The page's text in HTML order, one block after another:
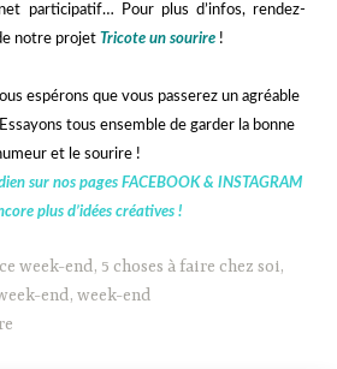
participatif… Pour plus d’infos, rendez-
notre projet Tricote un sourire !
espérons que vous passerez un agréable
tous ensemble de garder la bonne
et le sourire !
sur nos pages FACEBOOK& INSTAGRAM
plus d’idées créatives !
week-end, 5 choses à faire chez soi,
end,week-end